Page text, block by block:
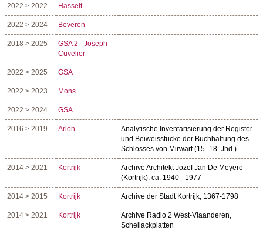
2022 > 2022 Hasselt
2022 > 2024 Beveren
2018 > 2025
GSA 2 - Joseph
Cuvelier
2022 > 2025 GSA
2022 > 2023 Mons
2022 > 2024 GSA
2016 > 2019 Arlon
Analytische Inventarisierung der Register
und Beiweisstücke der Buchhaltung des
Schlosses von Mirwart (15.-18. Jhd.)
2014 > 2021 Kortrijk
Archive Architekt Jozef Jan De Meyere
(Kortrijk), ca. 1940 - 1977
2014 > 2015 Kortrijk Archive der Stadt Kortrijk, 1367-1798
2014 > 2021 Kortrijk
Archive Radio 2 West-Vlaanderen,
Schellackplatten